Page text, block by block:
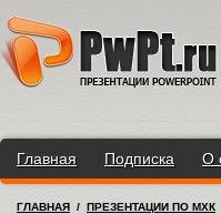
Главная Подписка О
ГЛАВНАЯ / ПРЕЗЕНТАЦИИ ПО МХК